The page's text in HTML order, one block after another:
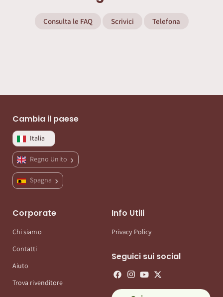
Consulta le FAQ Scrivici Telefona
Cambia il paese
Italia
Regno Unito
Spagna
Corporate
Chi siamo
Contatti
Aiuto
Trova rivenditore
Info Utili
Privacy Policy
Seguici sui social